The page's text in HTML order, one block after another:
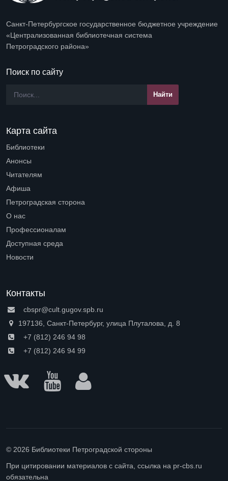
Санкт-Петербургское государственное бюджетное учреждение
«Централизованная библиотечная система
Петроградского района»
Поиск по сайту
Карта сайта
Библиотеки
Анонсы
Читателям
Афиша
Петроградская сторона
О нас
Профессионалам
Доступная среда
Новости
Контакты
cbspr@cult.gugov.spb.ru
197136, Санкт-Петербург, улица Плуталова, д. 8
+7 (812) 246 94 98
+7 (812) 246 94 99
© 2026 Библиотеки Петроградской стороны
При цитировании материалов с сайта, ссылка на pr-cbs.ru
обязательна